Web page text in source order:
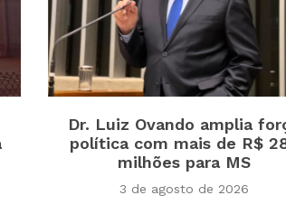
Dr. Luiz Ovando amplia
política com mais de R$
milhões para MS
3 de agosto de 2026